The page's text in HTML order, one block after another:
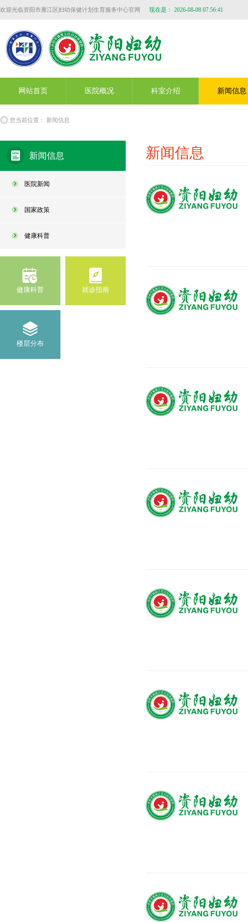
欢迎光临资阳市雁江区妇幼保健计划生育服务中心官网 现在是： 2026-08-08 07:56:41
网站首页 医院概况 科室介绍 新闻信息
您当前位置： 新闻信息
新闻信息
新闻信息
医院新闻
国家政策
健康科普
健康科普 就诊指南
楼层分布